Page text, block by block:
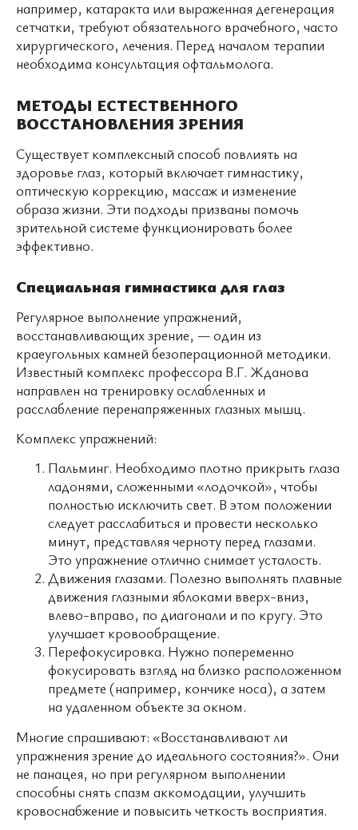
например, катаракта или выраженная дегенерация
сетчатки, требуют обязательного врачебного, часто
хирургического, лечения. Перед началом терапии
необходима консультация офтальмолога.
МЕТОДЫ ЕСТЕСТВЕННОГО
ВОССТАНОВЛЕНИЯ ЗРЕНИЯ
Существует комплексный способ повлиять на
здоровье глаз, который включает гимнастику,
оптическую коррекцию, массаж и изменение
образа жизни. Эти подходы призваны помочь
зрительной системе функционировать более
эффективно.
Специальная гимнастика для глаз
Регулярное выполнение упражнений,
восстанавливающих зрение, — один из
краеугольных камней безоперационной методики.
Известный комплекс профессора В.Г. Жданова
направлен на тренировку ослабленных и
расслабление перенапряженных глазных мышц.
Комплекс упражнений:
Пальминг. Необходимо плотно прикрыть глаза
ладонями, сложенными «лодочкой», чтобы
полностью исключить свет. В этом положении
следует расслабиться и провести несколько
минут, представляя черноту перед глазами.
Это упражнение отлично снимает усталость.
Движения глазами. Полезно выполнять плавные
движения глазными яблоками вверх-вниз,
влево-вправо, по диагонали и по кругу. Это
улучшает кровообращение.
Перефокусировка. Нужно попеременно
фокусировать взгляд на близко расположенном
предмете (например, кончике носа), а затем
на удаленном объекте за окном.
Многие спрашивают: «Восстанавливают ли
упражнения зрение до идеального состояния?». Они
не панацея, но при регулярном выполнении
способны снять спазм аккомодации, улучшить
кровоснабжение и повысить четкость восприятия.